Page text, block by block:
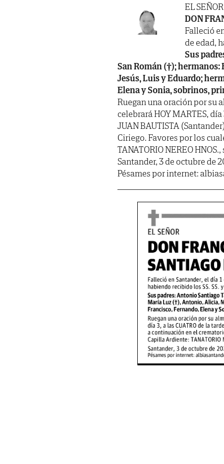
EL SEÑOR
DON
Falleció
de edad,
Sus
San Román (†);
Jesús, Luis y Eduardo;
Elena y Sonia, sobrinos,
Ruegan una oración por su
celebrará HOY MARTES,
JUAN BAUTISTA
Ciriego. Favores por los
TANATORIO NEREO HNOS.,
Santander, 3 de octubre de
Pésames por internet: